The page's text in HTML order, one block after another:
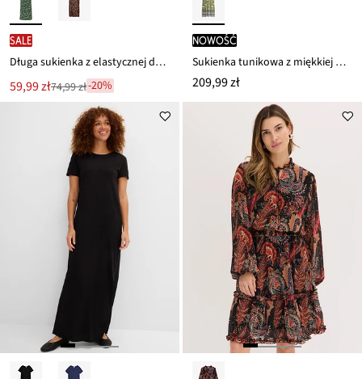
SALE
Długa sukienka z elastycznej dzianiny dżersejowej z domieszką wiskozy
Nowa
cena
59,99 zł
Przeceniono
74,99 zł-20%
nowość
Sukienka tunikowa z miękkiej mieszanki wiskozy
209,99 zł